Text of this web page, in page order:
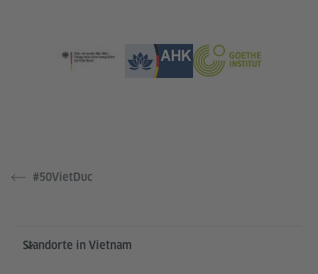
#50VietDuc
Service- und Informationsbereich
Standorte in Vietnam